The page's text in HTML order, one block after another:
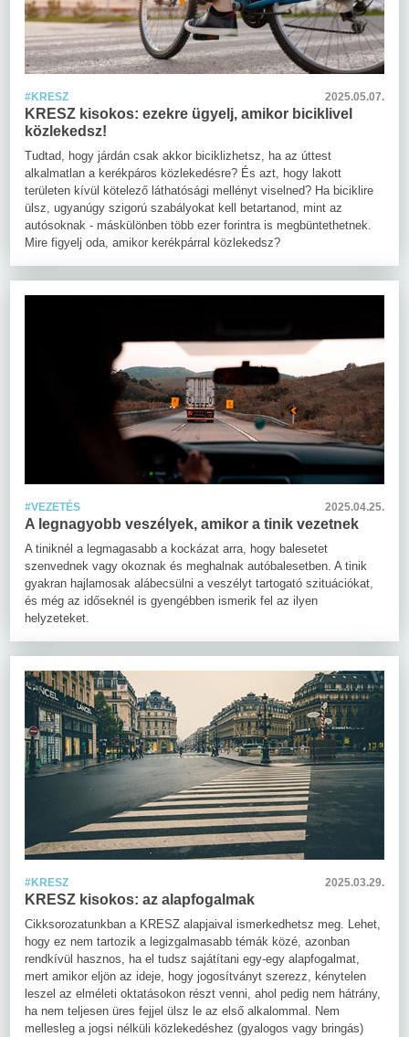
#KRESZ 2025.05.07.
KRESZ kisokos: ezekre ügyelj, amikor biciklivel
közlekedsz!
Tudtad, hogy járdán csak akkor biciklizhetsz, ha az úttest
alkalmatlan a kerékpáros közlekedésre? És azt, hogy lakott
területen kívül kötelező láthatósági mellényt viselned? Ha biciklire
ülsz, ugyanúgy szigorú szabályokat kell betartanod, mint az
autósoknak - máskülönben több ezer forintra is megbüntethetnek.
Mire figyelj oda, amikor kerékpárral közlekedsz?
#VEZETÉS 2025.04.25.
A legnagyobb veszélyek, amikor a tinik vezetnek
A tiniknél a legmagasabb a kockázat arra, hogy balesetet
szenvednek vagy okoznak és meghalnak autóbalesetben. A tinik
gyakran hajlamosak alábecsülni a veszélyt tartogató szituációkat,
és még az időseknél is gyengébben ismerik fel az ilyen
helyzeteket.
#KRESZ 2025.03.29.
KRESZ kisokos: az alapfogalmak
Cikksorozatunkban a KRESZ alapjaival ismerkedhetsz meg. Lehet,
hogy ez nem tartozik a legizgalmasabb témák közé, azonban
rendkívül hasznos, ha el tudsz sajátítani egy-egy alapfogalmat,
mert amikor eljön az ideje, hogy jogosítványt szerezz, kénytelen
leszel az elméleti oktatásokon részt venni, ahol pedig nem hátrány,
ha nem teljesen üres fejjel ülsz le az első alkalommal. Nem
mellesleg a jogsi nélküli közlekedéshez (gyalogos vagy bringás)